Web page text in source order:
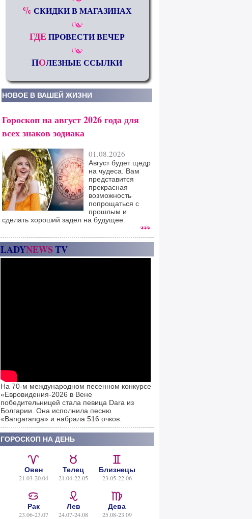
% СКИДКИ В МАГАЗИНАХ
ГДЕ ПРОВЕСТИ ВЕЧЕР
ПОЛЕЗНЫЕ ССЫЛКИ
НОВОЕ В ВАШЕЙ ЖИЗНИ
Гороскоп на август 2026 года для
всех знаков зодиака
01.08.2026
Август будет щедр
на чудеса. Вам
представится
прекрасная
возможность
попрощаться с
прошлым и
сделать хороший задел на будущее.
LADYNEWSTV
На 70-м международном песенном конкурсе
«Евровидения-2026 в Вене
победительницей стала певица Dara из
Болгарии. Она исполнила песню
«Bangaranga» и набрала 516 очков.
ГОРОСКОП НА ДЕНЬ
Овен
21.03-20.04
Телец
21.04-22.05
Близнецы
23.05-22.06
Рак
23.06-23.07
Лев
24.07-24.08
Дева
25.08-23.09